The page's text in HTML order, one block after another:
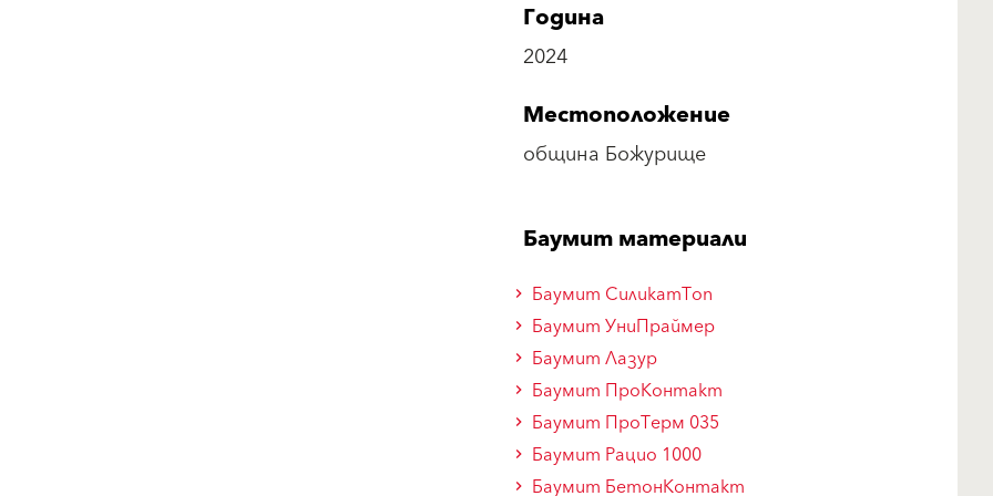
Година
2024
Местоположение
община Божурище
Баумит материали
Баумит СиликатТоп
Баумит УниПраймер
Баумит Лазур
Баумит ПроКонтакт
Баумит ПроТерм 035
Баумит Рацио 1000
Баумит БетонКонтакт